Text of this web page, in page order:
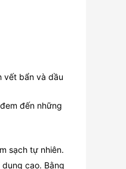
vết bẩn và dầu
đến những
sạch tự nhiên.
cao. Bằng